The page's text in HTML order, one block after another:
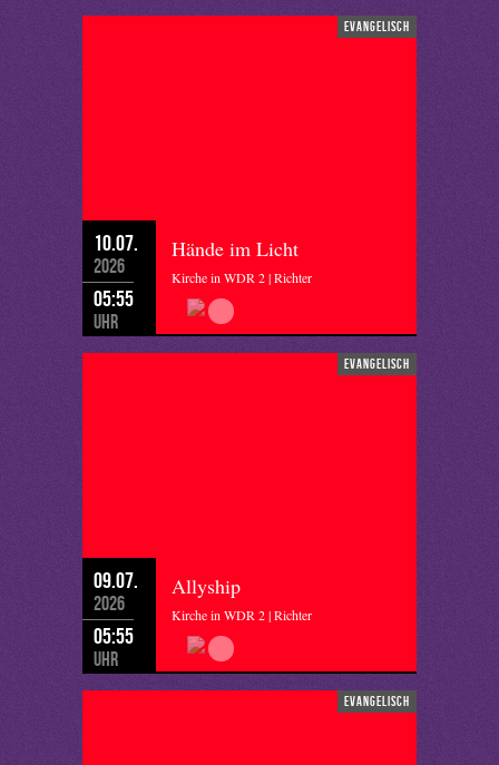
evangelisch
10.07.
2026
05:55
Uhr
Hände im Licht
Kirche in WDR 2 | Richter
evangelisch
09.07.
2026
05:55
Uhr
Allyship
Kirche in WDR 2 | Richter
evangelisch